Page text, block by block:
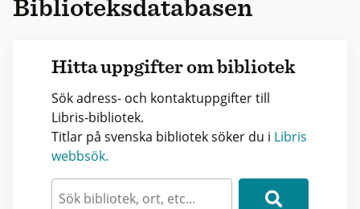
Biblioteksdatabasen
Hitta uppgifter om bibliotek
Sök adress- och kontaktuppgifter till
Libris-bibliotek.
Titlar på svenska bibliotek söker du i Libris
webbsök.